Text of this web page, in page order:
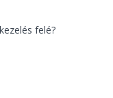
felé?